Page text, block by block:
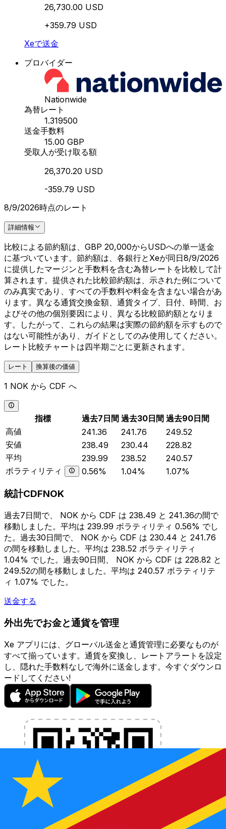
26,730.00 USD
+359.79 USD
Xeで送金
プロバイダー
Nationwide
為替レート
1.319500
送金手数料
15.00 GBP
受取人が受け取る額
26,370.20 USD
-359.79 USD
8/9/2026時点のレート
詳細情報
比較による節約額は、GBP 20,000からUSDへの単一送金
に基づいています。節約額は、各銀行とXeが同日8/9/2026
に提供したマージンと手数料を含む為替レートを比較して計
算されます。提供された比較節約額は、示された例について
のみ真実であり、すべての手数料や料金を含まない場合があ
ります。異なる通貨交換金額、通貨タイプ、日付、時間、お
よびその他の個別要因により、異なる比較節約額となりま
す。したがって、これらの結果は実際の節約額を示すもので
はない可能性があり、ガイドとしてのみ使用してください。
レート比較チャートは四半期ごとに更新されます。
レート 換算後の価値
1 NOK から CDF へ
指標 過去7日間 過去30日間 過去90日間
高値
241.36 241.76
249.52
安値
238.49 230.44
228.82
平均
239.99 238.52
240.57
ボラティリティ
0.56% 1.04% 1.07%
統計CDFNOK
過去7日間で、 NOK から CDF は 238.49 と 241.36の間で
移動しました。平均は 239.99 ボラティリティ 0.56% でし
た。過去30日間で、 NOK から CDF は 230.44 と 241.76
の間を移動しました。平均は 238.52 ボラティリティ
1.04% でした。過去90日間、 NOK から CDF は 228.82 と
249.52の間を移動しました。平均は 240.57 ボラティリテ
ィ 1.07% でした。
送金する
外出先でお金と通貨を管理
Xe アプリには、グローバル送金と通貨管理に必要なものが
すべて揃っています。通貨を変換し、レートアラートを設定
し、隠れた手数料なしで海外に送金します。今すぐダウンロ
ードしてください!